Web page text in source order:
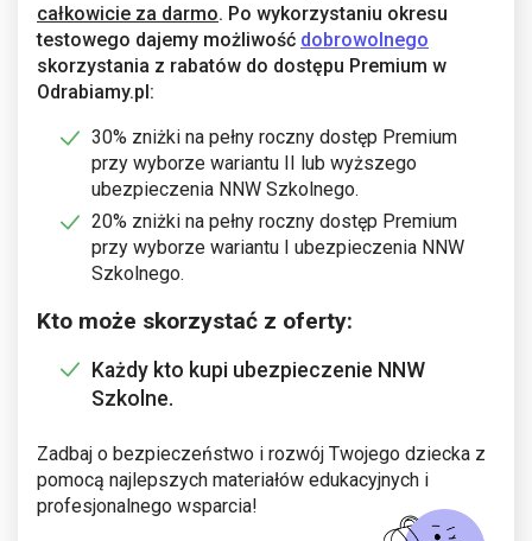
całkowicie za darmo. Po wykorzystaniu okresu
testowego dajemy możliwość dobrowolnego
skorzystania z rabatów do dostępu Premium w
Odrabiamy.pl:
30% zniżki na pełny roczny dostęp Premium
przy wyborze wariantu II lub wyższego
ubezpieczenia NNW Szkolnego.
20% zniżki na pełny roczny dostęp Premium
przy wyborze wariantu I ubezpieczenia NNW
Szkolnego.
Kto może skorzystać z oferty:
Każdy kto kupi ubezpieczenie NNW
Szkolne.
Zadbaj o bezpieczeństwo i rozwój Twojego dziecka z
pomocą najlepszych materiałów edukacyjnych i
profesjonalnego wsparcia!